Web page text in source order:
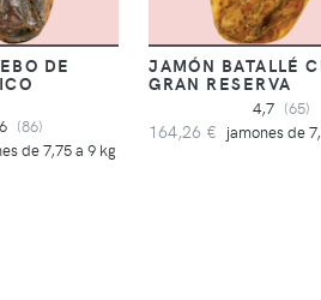
DE
(86)
de 7,75 a 9 kg
JAMÓN BATALLÉ
GRAN RESERVA
4,7 (65)
164,26 € jamones de